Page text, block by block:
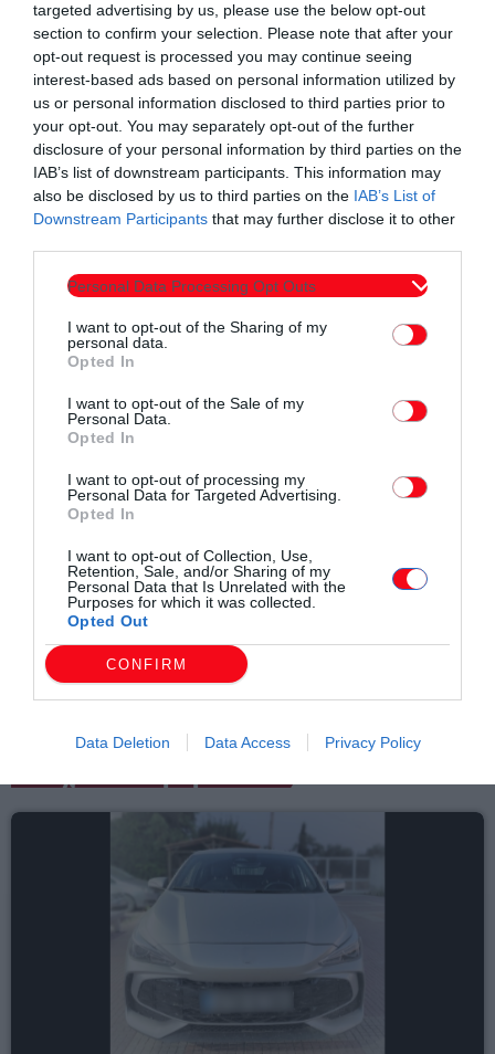
targeted advertising by us, please use the below opt-out
section to confirm your selection. Please note that after your
opt-out request is processed you may continue seeing
interest-based ads based on personal information utilized by
us or personal information disclosed to third parties prior to
your opt-out. You may separately opt-out of the further
disclosure of your personal information by third parties on the
IAB’s list of downstream participants. This information may
also be disclosed by us to third parties on the IAB’s List of
Downstream Participants that may further disclose it to other
Personal Data Processing Opt Outs
I want to opt-out of the Sharing of my
personal data.
Opted In
I want to opt-out of the Sale of my
Personal Data.
Opted In
I want to opt-out of processing my
Personal Data for Targeted Advertising.
Opted In
I want to opt-out of Collection, Use,
Retention, Sale, and/or Sharing of my
Personal Data that Is Unrelated with the
Purposes for which it was collected.
Opted Out
CONFIRM
Data Deletion Data Access Privacy Policy
Συντάχθηκε από:ERKO
email